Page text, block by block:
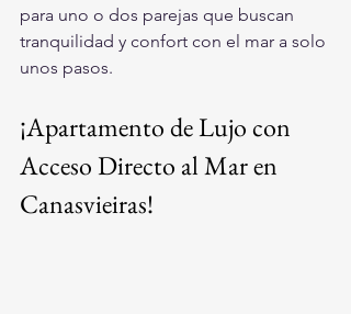
para uno o dos parejas que buscan
tranquilidad y confort con el mar a solo
unos pasos.
¡Apartamento de Lujo con
Acceso Directo al Mar en
Canasvieiras!